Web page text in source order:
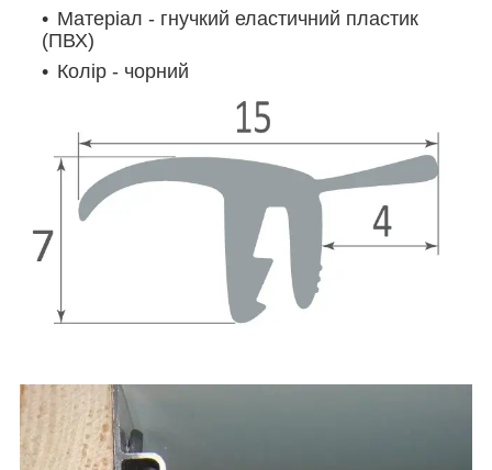
Матеріал - гнучкий еластичний пластик
(ПВХ)
Колір - чорний